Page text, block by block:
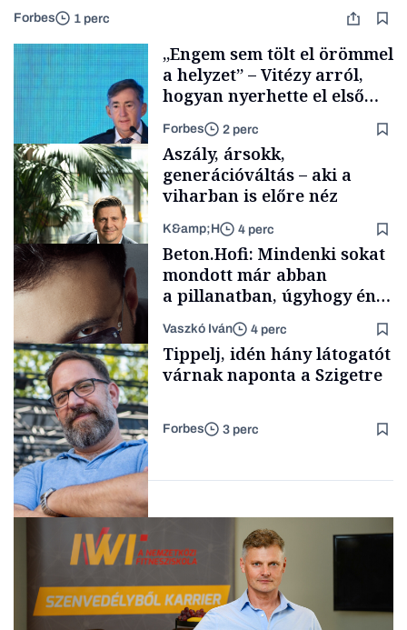
Forbes 1 perc
Elszámoltatás
„Engem sem tölt el örömmel
a helyzet” – Vitézy arról,
hogyan nyerhette el első
tenderét Mészárosék cége a
Tisza-kormány alatt
Forbes 2 perc
TÁMOGATÓI
TARTALOM
Aszály, ársokk,
generációváltás – aki a
viharban is előre néz
K&amp;H 4 perc
Forbes-sztori
Beton.Hofi: Mindenki sokat
mondott már abban
a pillanatban, úgyhogy én
a legsarkosabb
gondolataimat akartam
kimondani
Vaszkó Iván 4 perc
Tippelj, idén hány látogatót
várnak naponta a Szigetre
Forbes 3 perc